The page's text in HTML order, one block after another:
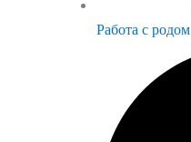
Работа с родом